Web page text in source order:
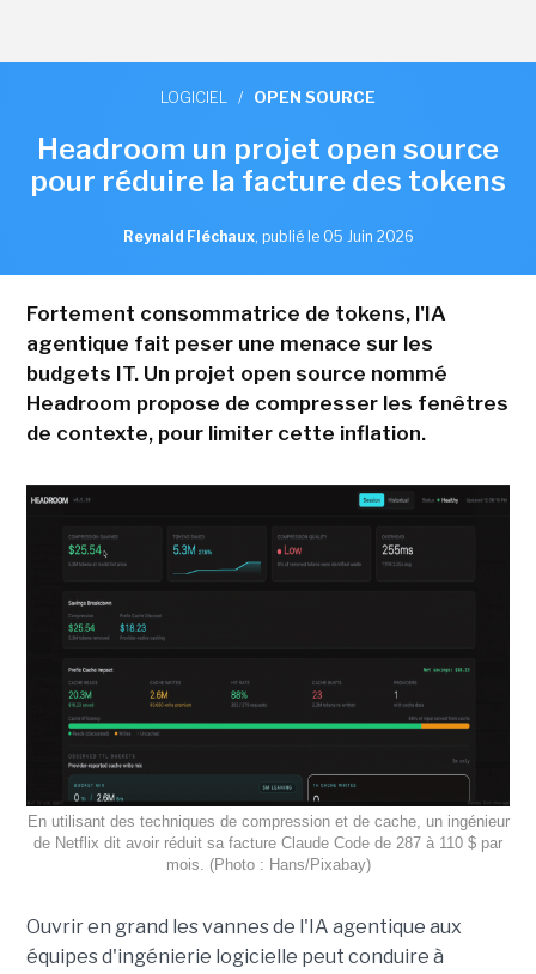
LOGICIEL / OPEN SOURCE
Headroom un projet open source
pour réduire la facture des tokens
Reynald Fléchaux, publié le 05 Juin 2026
Fortement consommatrice de tokens, l'IA
agentique fait peser une menace sur les
budgets IT. Un projet open source nommé
Headroom propose de compresser les fenêtres
de contexte, pour limiter cette inflation.
En utilisant des techniques de compression et de cache, un ingénieur
de Netflix dit avoir réduit sa facture Claude Code de 287 à 110 $ par
mois. (Photo : Hans/Pixabay)
Ouvrir en grand les vannes de l'IA agentique aux
équipes d'ingénierie logicielle peut conduire à